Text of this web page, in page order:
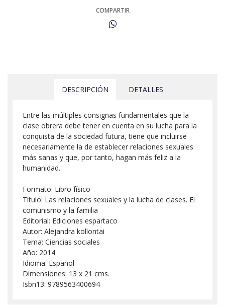
COMPARTIR
DESCRIPCIÓN DETALLES
Entre las múltiples consignas fundamentales que la
clase obrera debe tener en cuenta en su lucha para la
conquista de la sociedad futura, tiene que incluirse
necesariamente la de establecer relaciones sexuales
más sanas y que, por tanto, hagan más feliz a la
humanidad.
Formato: Libro físico
Titulo: Las relaciones sexuales y la lucha de clases. El
comunismo y la familia
Editorial: Ediciones espartaco
Autor: Alejandra kollontai
Tema: Ciencias sociales
Año: 2014
Idioma: Español
Dimensiones: 13 x 21 cms.
Isbn13: 9789563400694